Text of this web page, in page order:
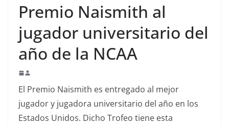
Premio Naismith al
jugador universitario del
año de la NCAA
El Premio Naismith es entregado al mejor
jugador y jugadora universitario del año en los
Estados Unidos. Dicho Trofeo tiene esta